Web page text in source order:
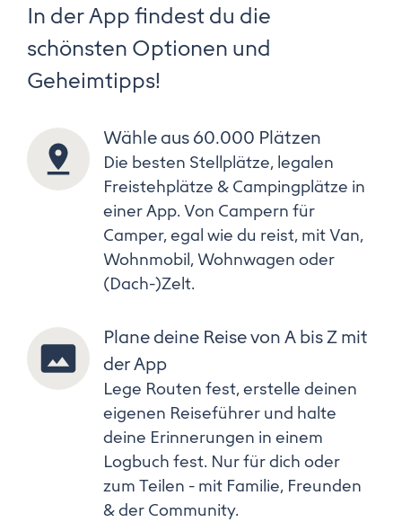
In der App findest du die
schönsten Optionen und
Geheimtipps!
Wähle aus 60.000 Plätzen
Die besten Stellplätze, legalen
Freistehplätze & Campingplätze in
einer App. Von Campern für
Camper, egal wie du reist, mit Van,
Wohnmobil, Wohnwagen oder
(Dach-)Zelt.
Plane deine Reise von A bis Z mit
der App
Lege Routen fest, erstelle deinen
eigenen Reiseführer und halte
deine Erinnerungen in einem
Logbuch fest. Nur für dich oder
zum Teilen - mit Familie, Freunden
& der Community.